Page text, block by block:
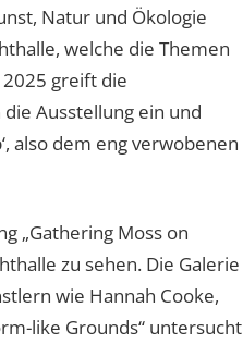
Natur und Ökologie
welche die Themen
greift die
Ausstellung ein und
also dem eng verwobenen
„Gathering Moss on
zu sehen. Die Galerie
wie Hannah Cooke,
like Grounds“ untersucht